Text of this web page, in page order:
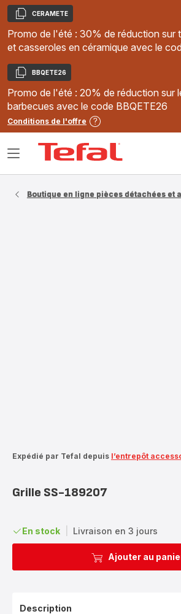
Copier
CERAMETE
Promo de l'été : 30% de réduction sur
et casseroles en céramique avec le
Copier
BBQETE26
Promo de l'été : 20% de réduction sur
barbecues avec le code BBQETE26
Conditions de l'offre
Ouvrir
Boutique en ligne pièces détachées et
Expédié par Tefal depuis l’entrepôt
Grille SS-189207
En stock Livraison en 3 jours
Ajouter au
Description